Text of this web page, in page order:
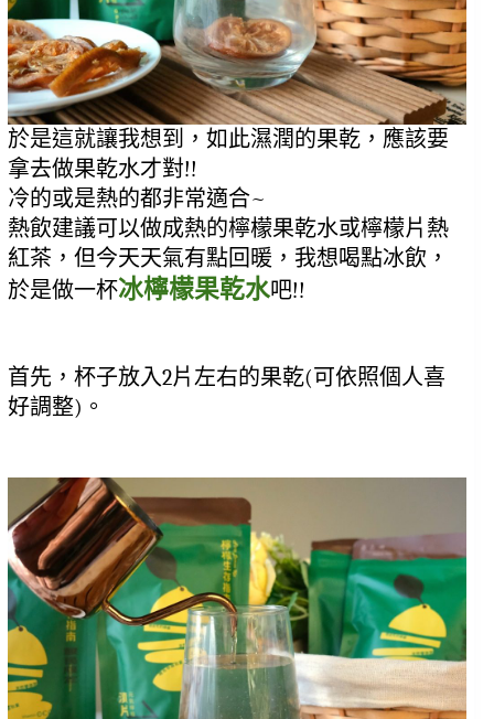
於是這就讓我想到，如此濕潤的果乾，應該要
拿去做果乾水才對!!
冷的或是熱的都非常適合~
熱飲建議可以做成熱的檸檬果乾水或檸檬片熱
紅茶，但今天天氣有點回暖，我想喝點冰飲，
於是做一杯冰檸檬果乾水吧!!
首先，杯子放入2片左右的果乾(可依照個人喜
好調整)。